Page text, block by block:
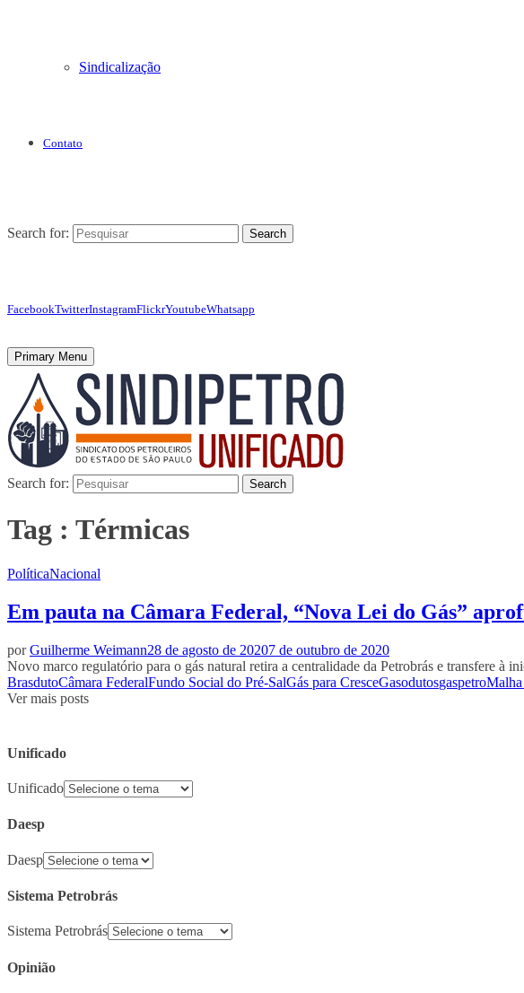
Sindicalização
Contato
Search for: Search
FacebookTwitterInstagramFlickrYoutubeWhatsapp
Primary Menu
Search for: Search
Tag : Térmicas
PolíticaNacional
Em pauta na Câmara Federal, “Nova Lei do Gás”
porGuilherme Weimann28 de agosto de 20207 de outubro de 2020
Novo marco regulatório para o gás natural retira a centralidade da Petrobrás e transfere à
BrasdutoCâmara FederalFundo Social do Pré-SalGás para CresceGasodutosgaspetro
Ver mais posts
Unificado
Unificado
Daesp
Daesp
Sistema Petrobrás
Sistema Petrobrás
Opinião